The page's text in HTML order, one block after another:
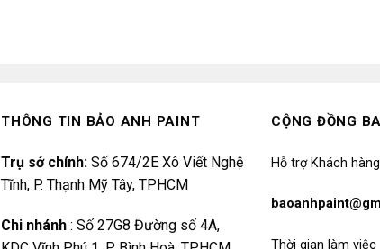
THÔNG TIN BẢO ANH PAINT
Trụ sở chính: Số 674/2E Xô Viết Nghệ
Tĩnh, P. Thạnh Mỹ Tây, TPHCM
Chi nhánh : Số 27G8 Đường số 4A,
CỘNG ĐỒNG
Hỗ trợ Khách
Thời gian làm việc